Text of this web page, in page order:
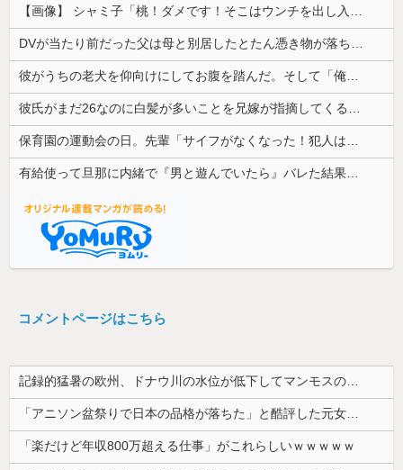
コメントページはこちら
記録的猛暑の欧州、ドナウ川の水位が低下してマンモスの骨や沈没したドイツ軍の戦艦が出現
「アニソン盆祭りで日本の品格が落ちた」と酷評した元女優、「あんたが品格を語るのかよ！」と総ツッコミを食らってしまい……
「楽だけど年収800万超える仕事」がこれらしいｗｗｗｗｗ